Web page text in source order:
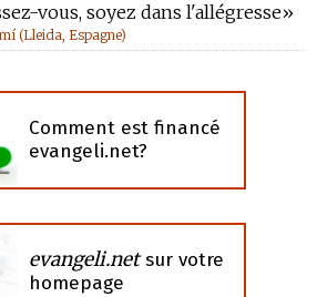
vous, soyez dans l'allégresse»
(Lleida, Espagne)
Comment est financé
evangeli.net?
evangeli.netsur votre
homepage